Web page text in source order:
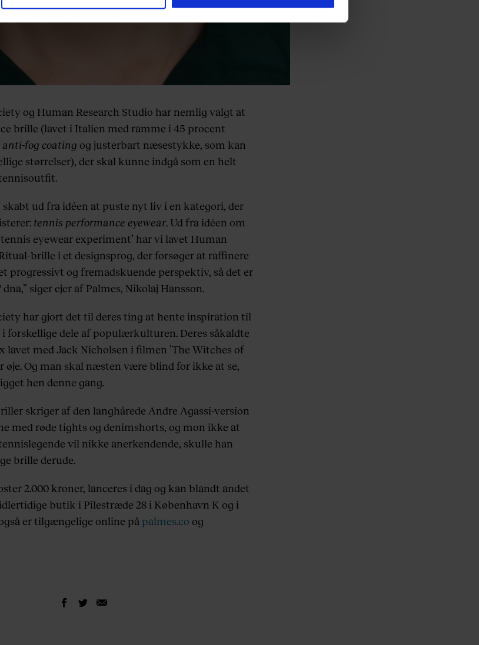
via linket, du finder i vores cookiepolitik. Du kan læse mere om vores
af dine personoplysninger i forbindelse hermed i både
og Human Research Studio har nemlig valgt at
brille (lavet i Italien med ramme i 45 procent
anti-fog coating og justerbart næsestykke, som kan
størrelser), der skal kunne indgå som en helt
skabt ud fra idéen at puste nyt liv i en kategori, der
tennis performance eyewear. Ud fra idéen om
eyewear experiment’ har vi lavet Human
brille i et designsprog, der forsøger at raffinere
progressivt og fremadskuende perspektiv, så det er
siger ejer af Palmes, Nikolaj Hansson.
har gjort det til deres ting at hente inspiration til
forskellige dele af populærkulturen. Deres såkaldte
lavet med Jack Nicholsen i filmen ’The Witches of
øje. Og man skal næsten være blind for ikke at se,
hen denne gang.
skriger af den langhårede Andre Agassi-version
med røde tights og denimshorts, og mon ikke at
vil nikke anerkendende, skulle han
brille derude.
2.000 kroner, lanceres i dag og kan blandt andet
butik i Pilestræde 28 i København K og i
er tilgængelige online på palmes.co og